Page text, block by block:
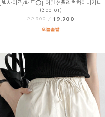
[빅사이즈/패드⭕] 어텐션플리츠하이비키니
(3color)
22,900 / 19,900